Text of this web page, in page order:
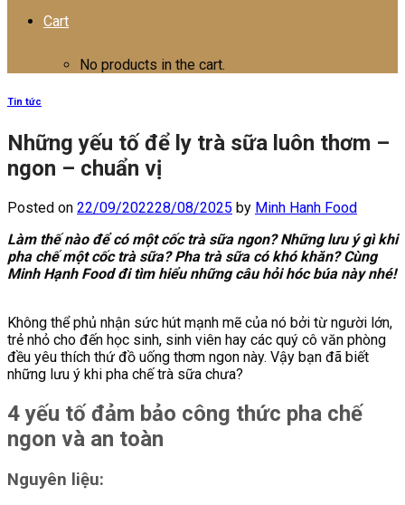
Cart
No products in the cart.
Tin tức
Những yếu tố để ly trà sữa luôn thơm –
ngon – chuẩn vị
Posted on 22/09/202228/08/2025 by Minh Hanh Food
Làm thế nào để có một cốc trà sữa ngon? Những lưu ý gì khi
pha chế một cốc trà sữa? Pha trà sữa có khó khăn? Cùng
Minh Hạnh Food đi tìm hiểu những câu hỏi hóc búa này nhé!
Không thể phủ nhận sức hút mạnh mẽ của nó bởi từ người lớn,
trẻ nhỏ cho đến học sinh, sinh viên hay các quý cô văn phòng
đều yêu thích thứ đồ uống thơm ngon này. Vậy bạn đã biết
những lưu ý khi pha chế trà sữa chưa?
4 yếu tố đảm bảo công thức pha chế
ngon và an toàn
Nguyên liệu: